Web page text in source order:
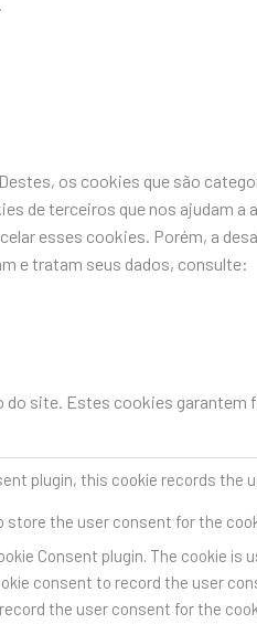
os cookies que são
de terceiros que nos ajudam
esses cookies. Porém, a
e tratam seus dados, consulte:
site. Estes cookies garantem
plugin, this cookie records
store the user consent for the
Consent plugin. The cookie
consent to record the user
the user consent for the